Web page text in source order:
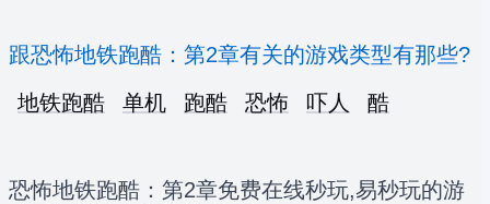
跟恐怖地铁跑酷：第2章有关的游戏类型有那些?
地铁跑酷
单机 跑酷 恐怖 吓人 酷
恐怖地铁跑酷：第2章免费在线秒玩,易秒玩的游